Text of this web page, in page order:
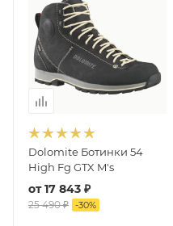
Dolomite Ботинки 54
High Fg GTX M's
от17 843 ₽
25 490 ₽ -30%